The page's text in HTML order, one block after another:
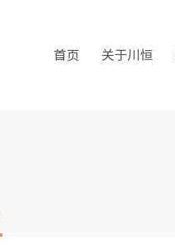
首页 关于川恒